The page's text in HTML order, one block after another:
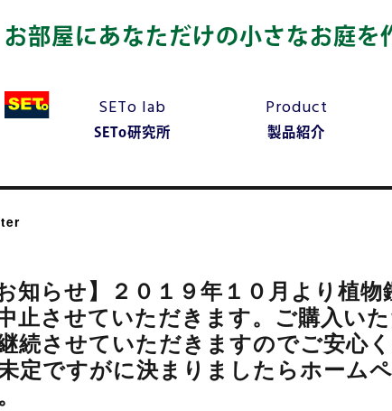
お部屋にあなただけの小さなお庭を
SETo lab
SETo研究所
Product
製品紹介
知らせ】２０１９年１０月より植
止させていただきます。ご購入い
続させていただきますのでご安心
定ですがに決まりましたらホーム